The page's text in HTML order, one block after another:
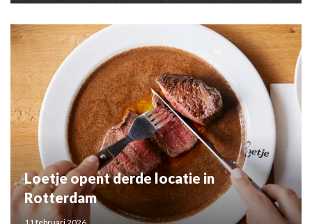
Loetje opent derde locatie in
Rotterdam
11 februari 2026